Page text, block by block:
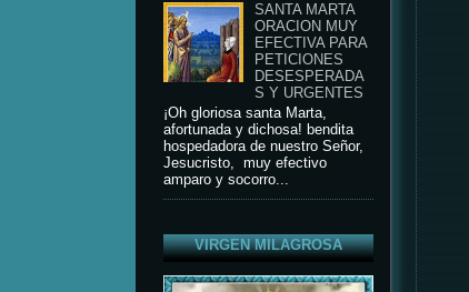
SANTA MARTA
ORACION MUY
EFECTIVA PARA
PETICIONES
DESESPERADA
S Y URGENTES
¡Oh gloriosa santa Marta,
afortunada y dichosa! bendita
hospedadora de nuestro Señor,
Jesucristo, muy efectivo
amparo y socorro...
VIRGEN MILAGROSA